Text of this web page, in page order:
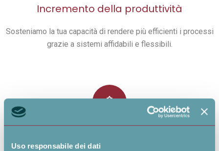
Uso responsabile dei dati
Incremento della produttività
Sosteniamo la tua capacità di rendere più efficienti i processi
grazie a sistemi affidabili e flessibili.